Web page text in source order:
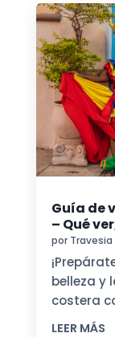
Guía de
– Qué
por Travesia
belleza y
costera
LEER MÁS